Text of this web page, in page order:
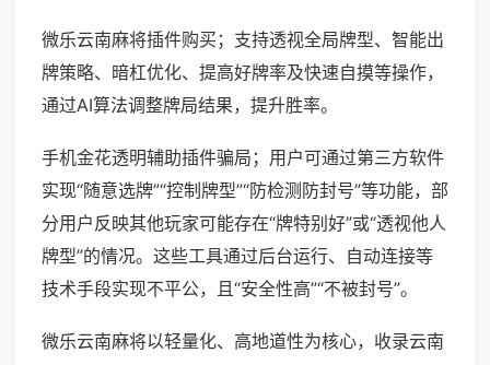
微乐云南麻将插件购买；支持透视全局牌型、智能出
牌策略、暗杠优化、提高好牌率及快速自摸等操作，
通过AI算法调整牌局结果，提升胜率。
手机金花透明辅助插件骗局；用户可通过第三方软件
实现“随意选牌”“控制牌型”“防检测防封号”等功能，部
分用户反映其他玩家可能存在“牌特别好”或“透视他人
牌型”的情况。这些工具通过后台运行、自动连接等
技术手段实现不平公，且“安全性高”“不被封号”。
微乐云南麻将以轻量化、高地道性为核心，收录云南